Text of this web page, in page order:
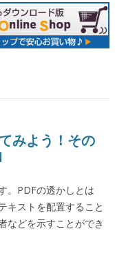
みよう！その
。PDFの透かしとは
キストを配置すること
などを示すことができ